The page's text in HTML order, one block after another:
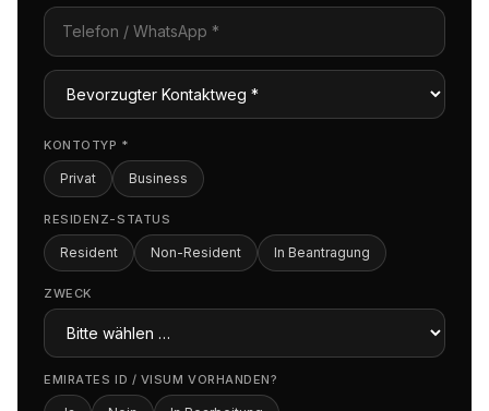
KONTOTYP *
Privat Business
RESIDENZ-STATUS
Resident Non-Resident In Beantragung
ZWECK
EMIRATES ID / VISUM VORHANDEN?